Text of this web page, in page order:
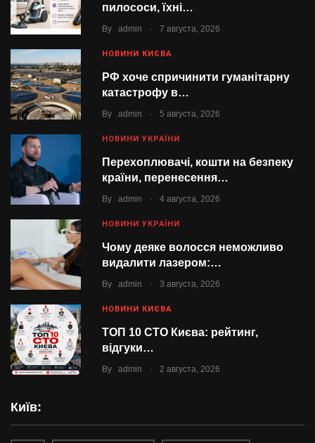
пилососи, їхні…
By admin 7 августа, 2026
НОВИНИ КИЄВА
РФ хоче спричинити гуманітарну
катастрофу в…
By admin 5 августа, 2026
НОВИНИ УКРАЇНИ
Перехоплювачі, кошти на безпеку
країни, перенесення…
By admin 4 августа, 2026
НОВИНИ УКРАЇНИ
Чому деяке волосся неможливо
видалити лазером:…
By admin 3 августа, 2026
НОВИНИ КИЄВА
ТОП 10 СТО Києва: рейтинг,
відгуки…
By admin 2 августа, 2026
Київ: